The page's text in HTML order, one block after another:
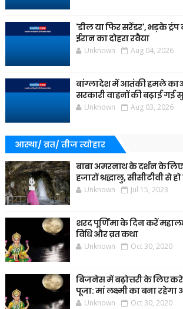
'डील या फिर सरेंडर', भड़के
ईरान का दोहरा रवैया
Unknown Aug 04, 2026
बांग्लादेश में आतंकी हमले का
सरकारी वाहनों की बढ़ाई गई
Unknown Aug 03, 2026
आस्था/ व्रत/ तीज त्‍योहार
बाबा अमरनाथ के दर्शन के
हजारों श्रद्धालु, सीसीटीवी से
Unknown Jul 15, 2023
शरद पूर्णिमा के दिन करें
विधि और व्रत कथा
Unknown Oct 30, 2020
बिजनेस में बढ़ोत्तरी के लिए करे
पूजा: मां लक्ष्मी का बना रहेगा
Unknown Oct 30, 2020